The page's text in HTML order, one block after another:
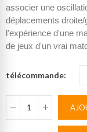
associer une
déplacements
l'expérience d'une
de jeux d'un vrai
télécommande